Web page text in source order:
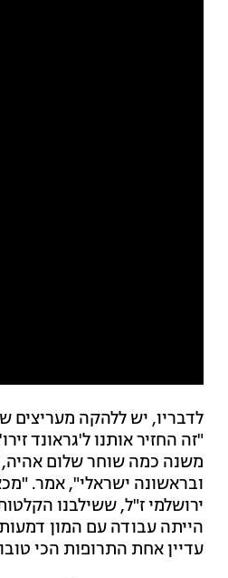
משנה כמה שוחר שלום אהיה,
ובראשונה ישראלי", אמר.
ירושלמי ז"ל, ששילבנו
הייתה עבודה עם המון
עדיין אחת התרופות הכי